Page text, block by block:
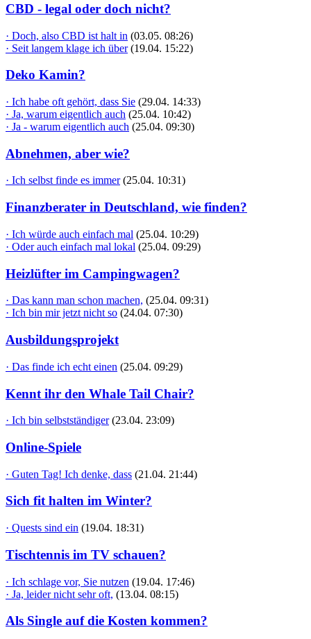
CBD - legal oder doch nicht?
· Doch, also CBD ist halt in (03.05. 08:26)
· Seit langem klage ich über (19.04. 15:22)
Deko Kamin?
· Ich habe oft gehört, dass Sie (29.04. 14:33)
· Ja, warum eigentlich auch (25.04. 10:42)
· Ja - warum eigentlich auch (25.04. 09:30)
Abnehmen, aber wie?
· Ich selbst finde es immer (25.04. 10:31)
Finanzberater in Deutschland, wie finden?
· Ich würde auch einfach mal (25.04. 10:29)
· Oder auch einfach mal lokal (25.04. 09:29)
Heizlüfter im Campingwagen?
· Das kann man schon machen, (25.04. 09:31)
· Ich bin mir jetzt nicht so (24.04. 07:30)
Ausbildungsprojekt
· Das finde ich echt einen (25.04. 09:29)
Kennt ihr den Whale Tail Chair?
· Ich bin selbstständiger (23.04. 23:09)
Online-Spiele
· Guten Tag! Ich denke, dass (21.04. 21:44)
Sich fit halten im Winter?
· Quests sind ein (19.04. 18:31)
Tischtennis im TV schauen?
· Ich schlage vor, Sie nutzen (19.04. 17:46)
· Ja, leider nicht sehr oft, (13.04. 08:15)
Als Single auf die Kosten kommen?